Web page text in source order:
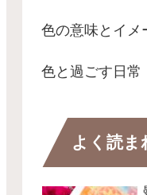
色の意味とイメ
色と過ごす日常
よく読ま